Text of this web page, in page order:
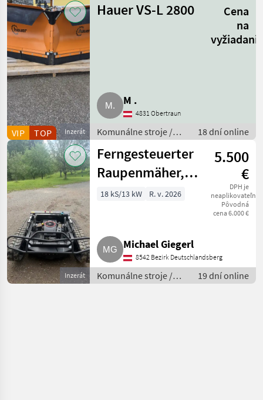
Inzerát
VIP TOP
Hauer VS-L 2800
Cena
na
M .
4831 Obertraun
Komunálne stroje /
Striekacie stroje
18 dní online
Inzerát
Ferngesteuerter
Raupenmäher,
Mähroboter,
5.500
€
DPH je
neaplikovateľné
Pôvodná
cena 6.000 €
18 kS/13 kW R. v. 2026
Michael Giegerl
8542 Bezirk Deutschlandsberg
Komunálne stroje /
Spádová kosačka
19 dní online